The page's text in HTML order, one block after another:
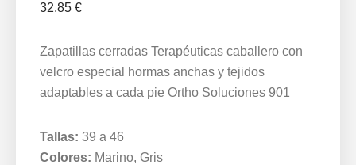
32,85 €
Zapatillas cerradas Terapéuticas caballero con
velcro especial hormas anchas y tejidos
adaptables a cada pie Ortho Soluciones 901
Tallas: 39 a 46
Colores: Marino, Gris